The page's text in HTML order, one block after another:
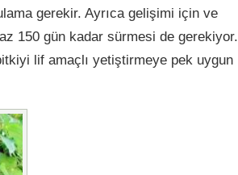
gerekir. Ayrıca gelişimi için ve
150 gün kadar sürmesi de gerekiyor.
lif amaçlı yetiştirmeye pek uygun